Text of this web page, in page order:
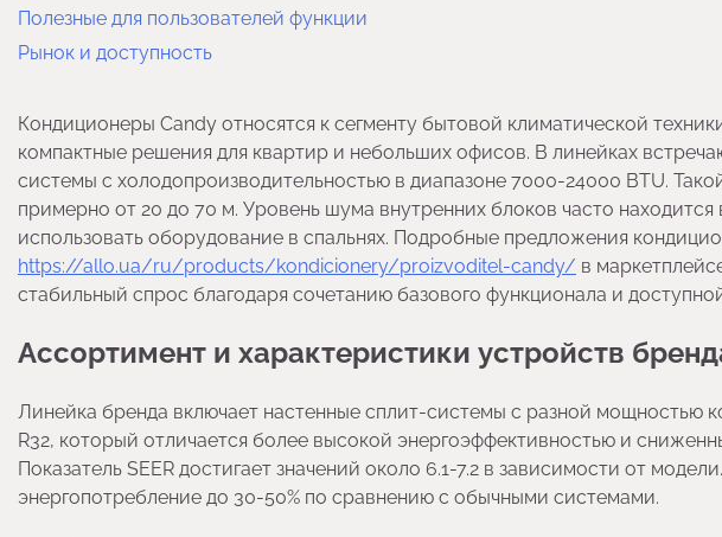
Полезные для пользователей функции
Рынок и доступность
Кондиционеры Candy относятся к сегменту бытовой климатической
компактные решения для квартир и небольших офисов. В линейках
системы с холодопроизводительностью в диапазоне 7000-24000 BTU.
примерно от 20 до 70 м. Уровень шума внутренних блоков часто находится
использовать оборудование в спальнях. Подробные предложения
https://allo.ua/ru/products/kondicionery/proizvoditel-candy/ в
стабильный спрос благодаря сочетанию базового функционала и
Ассортимент и характеристики устройств
Линейка бренда включает настенные сплит-системы с разной мощностью
R32, который отличается более высокой энергоэффективностью и
Показатель SEER достигает значений около 6.1-7.2 в зависимости от
энергопотребление до 30-50% по сравнению с обычными системами.